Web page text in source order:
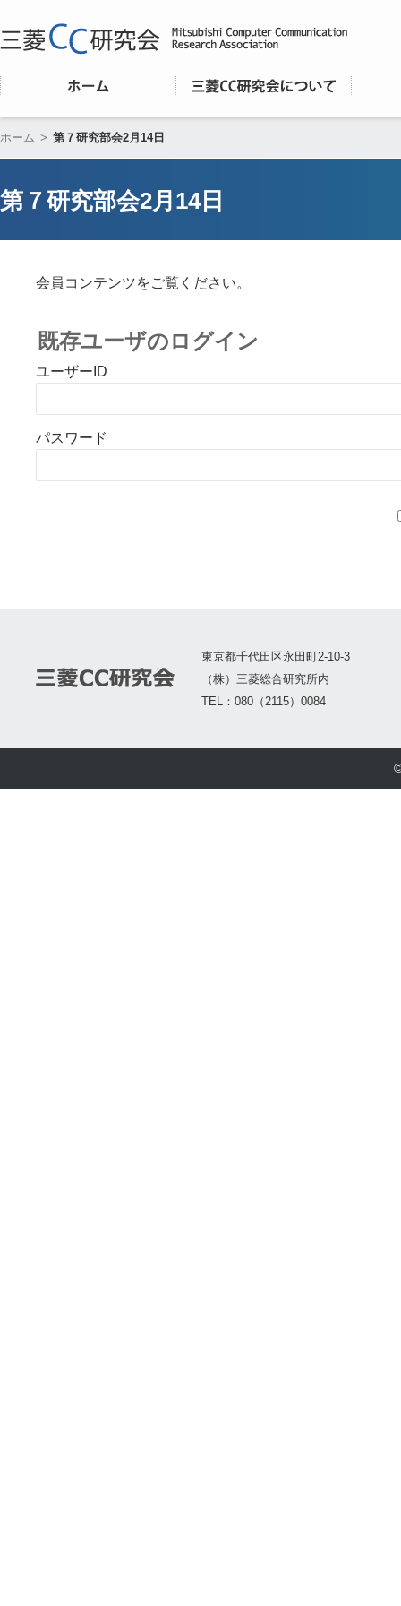
ホーム > 第７研究部会2月14日
第７研究部会2月14日
会員コンテンツをご覧ください。
既存ユーザのログイン
ユーザーID
パスワード
東京都千代田区永田町2-10-3
（株）三菱総合研究所内
TEL：080（2115）0084